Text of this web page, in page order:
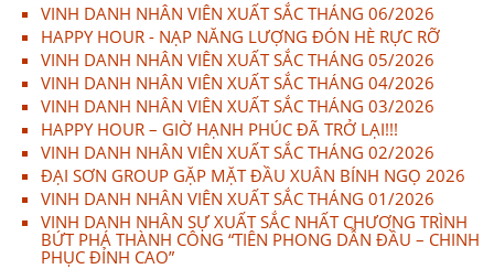
VINH DANH NHÂN VIÊN XUẤT SẮC THÁNG 06/2026
HAPPY HOUR - NẠP NĂNG LƯỢNG ĐÓN HÈ RỰC RỠ
VINH DANH NHÂN VIÊN XUẤT SẮC THÁNG 05/2026
VINH DANH NHÂN VIÊN XUẤT SẮC THÁNG 04/2026
VINH DANH NHÂN VIÊN XUẤT SẮC THÁNG 03/2026
HAPPY HOUR – GIỜ HẠNH PHÚC ĐÃ TRỞ LẠI!!!
VINH DANH NHÂN VIÊN XUẤT SẮC THÁNG 02/2026
ĐẠI SƠN GROUP GẶP MẶT ĐẦU XUÂN BÍNH NGỌ 2026
VINH DANH NHÂN VIÊN XUẤT SẮC THÁNG 01/2026
VINH DANH NHÂN SỰ XUẤT SẮC NHẤT CHƯƠNG TRÌNH
BỨT PHÁ THÀNH CÔNG “TIÊN PHONG DẪN ĐẦU – CHINH
PHỤC ĐỈNH CAO”